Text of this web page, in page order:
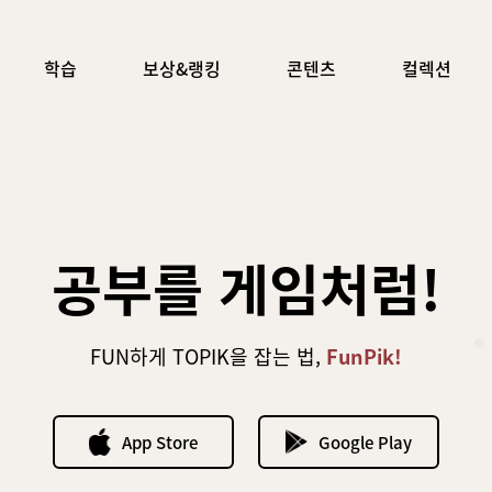
학습 보상&랭킹 콘텐츠 컬렉션
공부를 게임처럼!
FUN하게 TOPIK을 잡는 법, FunPik!
App Store Google Play